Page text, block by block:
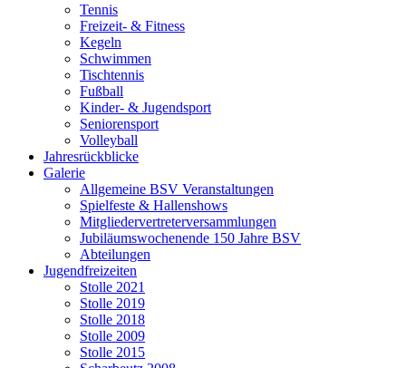
Tennis
Freizeit- & Fitness
Kegeln
Schwimmen
Tischtennis
Fußball
Kinder- & Jugendsport
Seniorensport
Volleyball
Jahresrückblicke
Galerie
Allgemeine BSV Veranstaltungen
Spielfeste & Hallenshows
Mitgliedervertreterversammlungen
Jubiläumswochenende 150 Jahre BSV
Abteilungen
Jugendfreizeiten
Stolle 2021
Stolle 2019
Stolle 2018
Stolle 2009
Stolle 2015